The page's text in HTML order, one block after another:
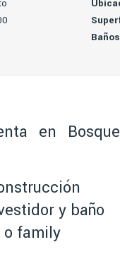
Baños
en
y baño
o family